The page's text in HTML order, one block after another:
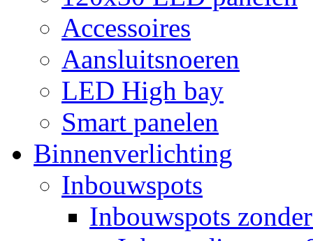
Accessoires
Aansluitsnoeren
LED High bay
Smart panelen
Binnenverlichting
Inbouwspots
Inbouwspots